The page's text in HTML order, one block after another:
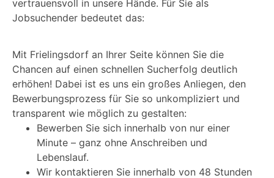
vertrauensvoll in unsere Hände. Für Sie als
Jobsuchender bedeutet das:
Mit Frielingsdorf an Ihrer Seite können Sie die
Chancen auf einen schnellen Sucherfolg deutlich
erhöhen! Dabei ist es uns ein großes Anliegen, den
Bewerbungsprozess für Sie so unkompliziert und
transparent wie möglich zu gestalten:
Bewerben Sie sich innerhalb von nur einer
Minute – ganz ohne Anschreiben und
Lebenslauf.
Wir kontaktieren Sie innerhalb von 48 Stunden